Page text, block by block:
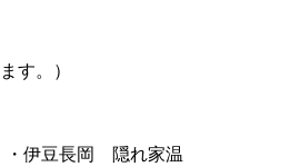
す。）
伊豆長岡 隠れ家温